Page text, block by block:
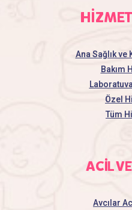
Ana Sağlık
Bakım
Özel
Tüm
ACİL
Avcılar